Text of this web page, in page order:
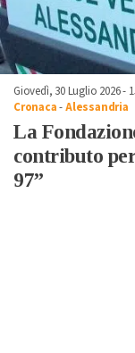
Giovedì, 30 Luglio 2026 -
Cronaca-Alessandria
La
contributo
97”